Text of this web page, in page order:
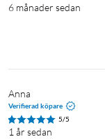
6 månader sedan
Anna
Verifierad köpare
5/5
1 år sedan